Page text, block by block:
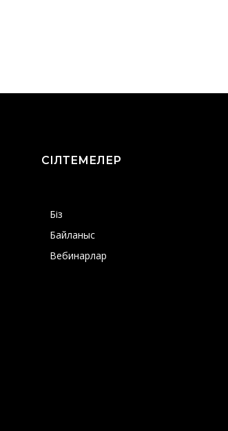
СІЛТЕМЕЛЕР
Біз
Байланыс
Вебинарлар